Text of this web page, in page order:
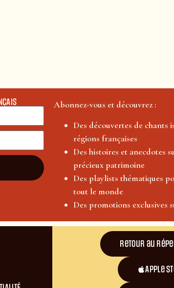
Abonnez-vous et découvrez :
Des découvertes de chants
régions françaises
Des histoires et anecdotes
précieux patrimoine
Des playlists thématiques
tout le monde
Des promotions exclusives
Retour au
Apple